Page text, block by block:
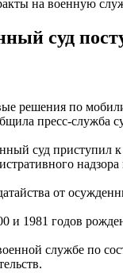
на военную
суд
решения по
пресс-служба
суд приступил
от
и 1981 годов
службе по